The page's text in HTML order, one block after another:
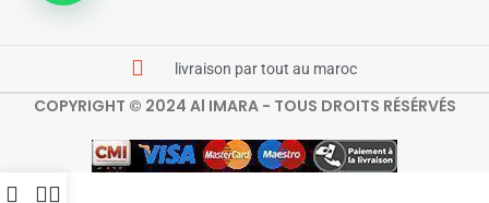
livraison par tout au maroc
COPYRIGHT © 2024 Al IMARA - TOUS DROITS RÉSÉRVÉS